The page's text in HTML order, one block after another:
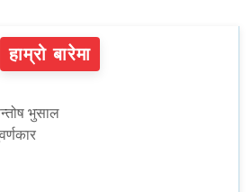
हाम्रो बारेमा
भुसाल